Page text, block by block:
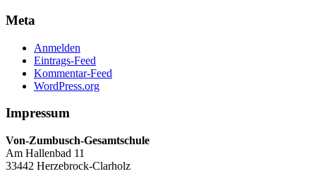
Meta
Anmelden
Eintrags-Feed
Kommentar-Feed
WordPress.org
Impressum
Von-Zumbusch-Gesamtschule
Am Hallenbad 11
33442 Herzebrock-Clarholz